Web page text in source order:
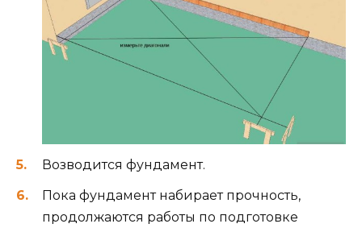
Возводится фундамент.
Пока фундамент набирает прочность,
продолжаются работы по подготовке